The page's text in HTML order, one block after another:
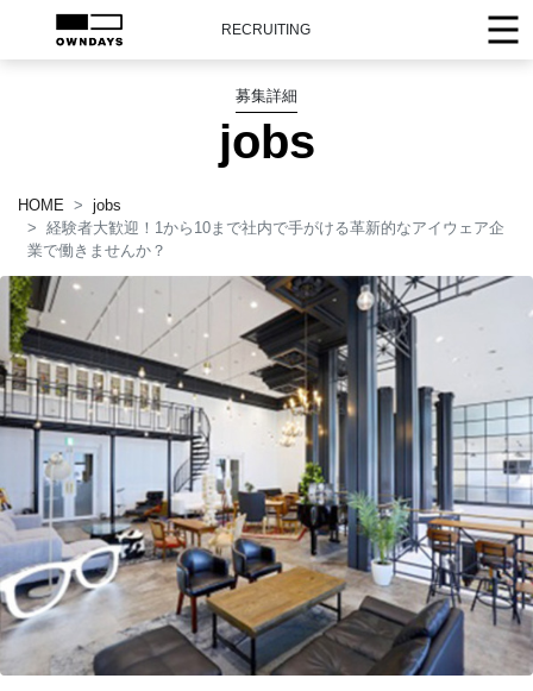
RECRUITING
募集詳細
jobs
HOME
jobs
経験者大歓迎！1から10まで社内で手がける革新的なアイウェア企
業で働きませんか？